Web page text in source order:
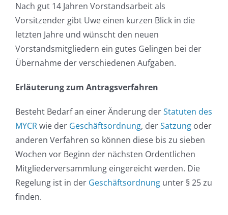
Nach gut 14 Jahren Vorstandsarbeit als
Vorsitzender gibt Uwe einen kurzen Blick in die
letzten Jahre und wünscht den neuen
Vorstandsmitgliedern ein gutes Gelingen bei der
Übernahme der verschiedenen Aufgaben.
Erläuterung zum Antragsverfahren
Besteht Bedarf an einer Änderung derStatuten des
MYCRwie der Geschäftsordnung, derSatzung oder
anderen Verfahren so können diese bis zu sieben
Wochen vor Beginn der nächsten Ordentlichen
Mitgliederversammlung eingereicht werden. Die
Regelung ist in der Geschäftsordnung unter § 25 zu
finden.